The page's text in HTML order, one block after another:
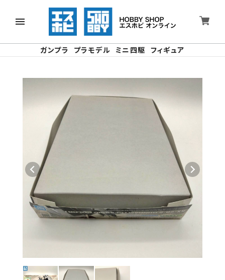
ガンプラ プラモデル ミニ四駆 フィギュア